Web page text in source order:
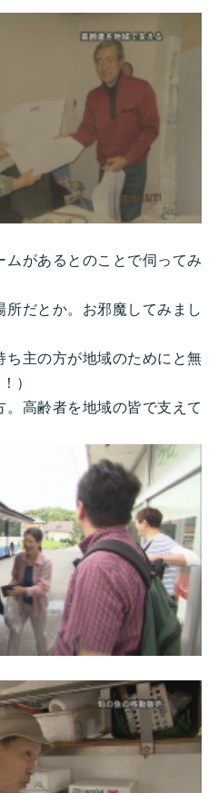
があるとのことで伺ってみ
だとか。お邪魔してみまし
ち主の方が地域のためにと無
）
。高齢者を地域の皆で支えて